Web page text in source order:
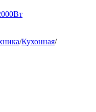
/Кухонная/